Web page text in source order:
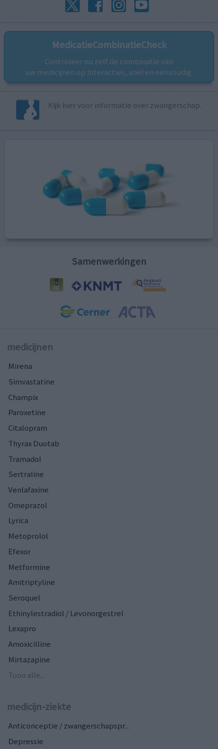
MedicatieCombinatieCheck
Controleer nu zelf de combinatie van
uw medicijnen op interacties, snel en eenvoudig.
Kijk hier voor informatie over zwangerschap.
Samenwerkingen
medicijnen
Mirena
Simvastatine
Champix
Paroxetine
Citalopram
Thyrax Duotab
Tramadol
Sertraline
Venlafaxine
Omeprazol
Lyrica
Metoprolol
Efexor
Metformine
Amitriptyline
Seroquel
Ethinylestradiol / Levonorgestrel
Lexapro
Amoxicilline
Mirtazapine
Toon alle...
medicijn-ziekte
Anticonceptie / zwangerschapspr...
Depressie